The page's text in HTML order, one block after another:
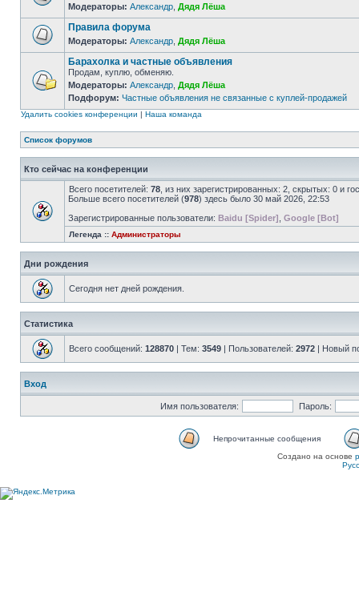
Модераторы: Александр Дядя Лёша
Правила форума
Модераторы: Александр Дядя Лёша
Барахолка и частные объявления
Продам, куплю, обменяю.
Модераторы: Александр Дядя Лёша
Подфорум: Частные объявления не связанные с куплей-продажей
Удалить cookies конференции | Наша команда
Список форумов
Кто сейчас на конференции
Всего посетителей: 78 , из них зарегистрированных: 2, скрытых: 0 и
Больше всего посетителей (978) здесь было 30 май 2026, 22:53
Зарегистрированные пользователи: Baidu [Spider] Google [Bot]
Легенда :: Администраторы
Дни рождения
Сегодня нет дней рождения.
Статистика
Всего сообщений: 128870 | Тем: 3549 | Пользователей: 2972 | Новый
Вход
Имя пользователя: Пароль:
Непрочитанные сообщения
Создано на основе